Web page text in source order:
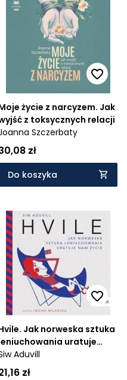
życie z narcyzem. Jak
z toksycznych relacji
Szczerbaty
zł
Do koszyka
Jak norweska sztuka
uratuje
życie
Aduvill
zł